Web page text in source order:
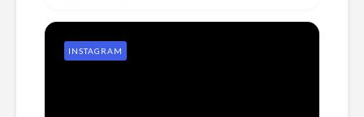
INSTAGRAM